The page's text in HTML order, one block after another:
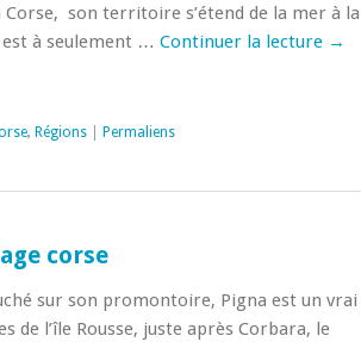
Corse, son territoire s’étend de la mer à la
à seulement … Continuer la lecture →
, Régions| Permaliens
corse
sur son promontoire, Pigna est un vrai
de l’île Rousse, juste après Corbara, le